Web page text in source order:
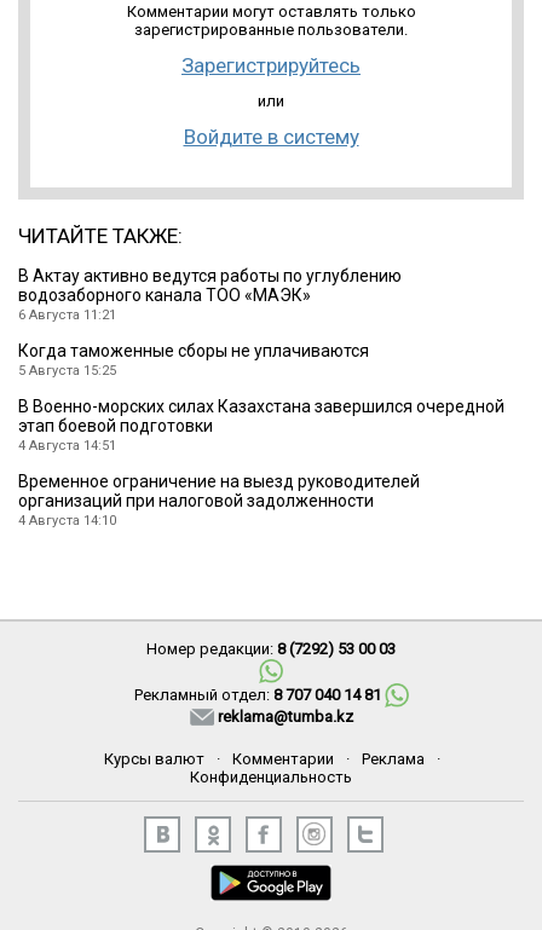
Комментарии могут оставлять только
зарегистрированные пользователи.
Зарегистрируйтесь
или
Войдите в систему
ЧИТАЙТЕ ТАКЖЕ:
В Актау активно ведутся работы по углублению
водозаборного канала ТОО «МАЭК»
6 Августа 11:21
Когда таможенные сборы не уплачиваются
5 Августа 15:25
В Военно-морских силах Казахстана завершился очередной
этап боевой подготовки
4 Августа 14:51
Временное ограничение на выезд руководителей
организаций при налоговой задолженности
4 Августа 14:10
Номер редакции: 8 (7292) 53 00 03
Рекламный отдел: 8 707 040 14 81
reklama@tumba.kz
Курсы валют · Комментарии · Реклама
·
Конфиденциальность